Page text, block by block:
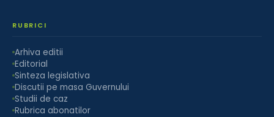
RUBRICI
Arhiva editii
Editorial
Sinteza legislativa
Discutii pe masa Guvernului
Studii de caz
Rubrica abonatilor